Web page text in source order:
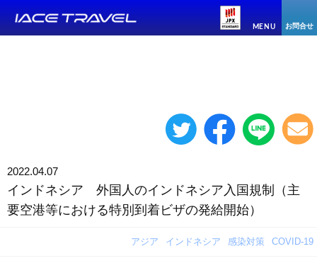
MENU お問合せ
2022.04.07
インドネシア 外国人のインドネシア入国規制（主
要空港等における特別到着ビザの発給開始）
アジア インドネシア 感染対策 COVID-19